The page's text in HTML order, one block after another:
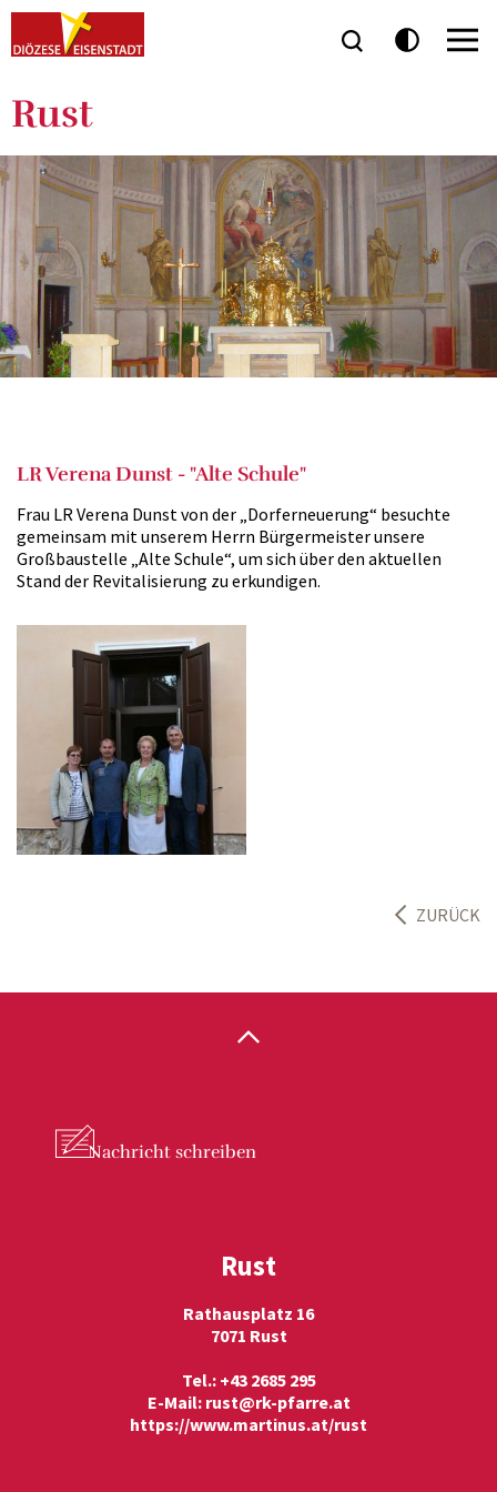
Rust
LR Verena Dunst - "Alte Schule"
Frau LR Verena Dunst von der „Dorferneuerung“ besuchte
gemeinsam mit unserem Herrn Bürgermeister unsere
Großbaustelle „Alte Schule“, um sich über den aktuellen
Stand der Revitalisierung zu erkundigen.
ZURÜCK
Nachricht schreiben
Rust
Rathausplatz 16
7071 Rust
Tel.: +43 2685 295
E-Mail: rust@rk-pfarre.at
https://www.martinus.at/rust